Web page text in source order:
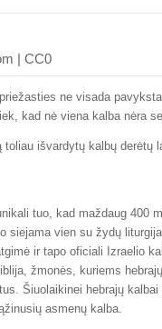
| CC0
ne visada
kad nė viena kalba nėra
toliau išvardytų kalbų
tuo, kad maždaug 400
siejama vien su žydų
ir tapo oficiali Izraelio
žmonės, kuriems
Šiuolaikinei hebrajų
asmenų kalba.